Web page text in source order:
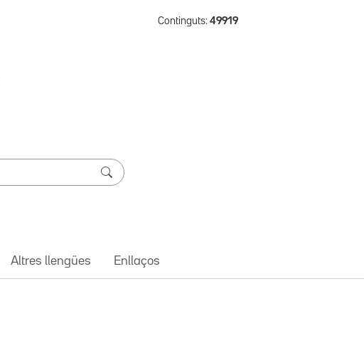
Continguts: 49919
Altres llengües Enllaços